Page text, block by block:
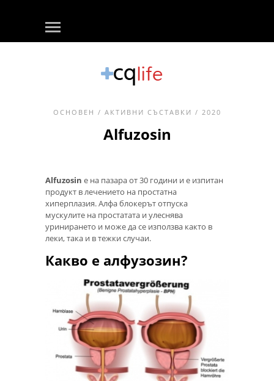
ОСНОВЕН / АКТИВНИ СЪСТАВКИ / 2020
Alfuzosin
Alfuzosin е на пазара от 30 години и е изпитан
продукт в лечението на простатна
хиперплазия. Алфа блокерът отпуска
мускулите на простатата и улеснява
уринирането и може да се използва както в
леки, така и в тежки случаи.
Какво е алфузозин?